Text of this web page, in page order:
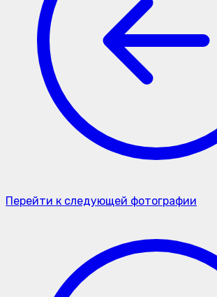
Перейти к следующей фотографии